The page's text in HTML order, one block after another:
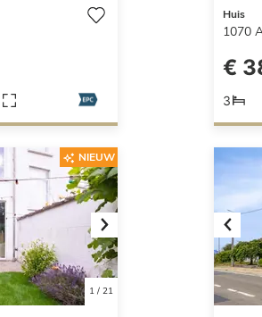
Huis
1070
€
3
Next
1/ 21
NIEUW